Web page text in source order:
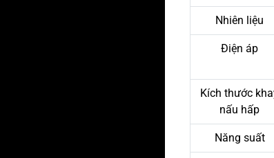
Nhiên liệu
Điện áp
Kích thước
nấu hấp
Năng suất